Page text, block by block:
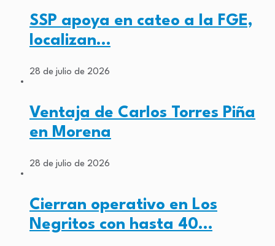
SSP apoya en cateo a la FGE,
localizan…
28 de julio de 2026
Ventaja de Carlos Torres Piña
en Morena
28 de julio de 2026
Cierran operativo en Los
Negritos con hasta 40…